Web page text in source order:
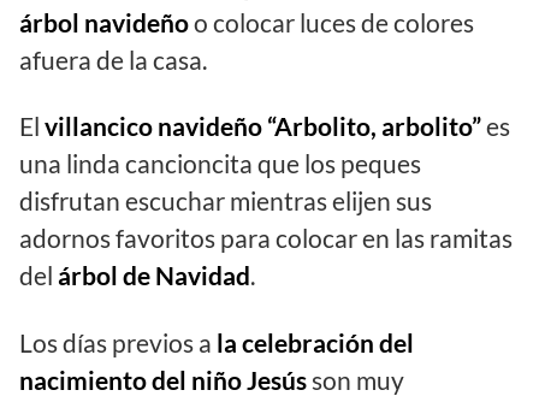
árbol navideñoo colocar luces de colores
afuera de la casa.
El villancico navideño “Arbolito, arbolito”es
una linda cancioncita que los peques
disfrutan escuchar mientras elijen sus
adornos favoritos para colocar en las ramitas
del árbol de Navidad.
Los días previos a la celebración del
nacimiento del niño Jesús son muy